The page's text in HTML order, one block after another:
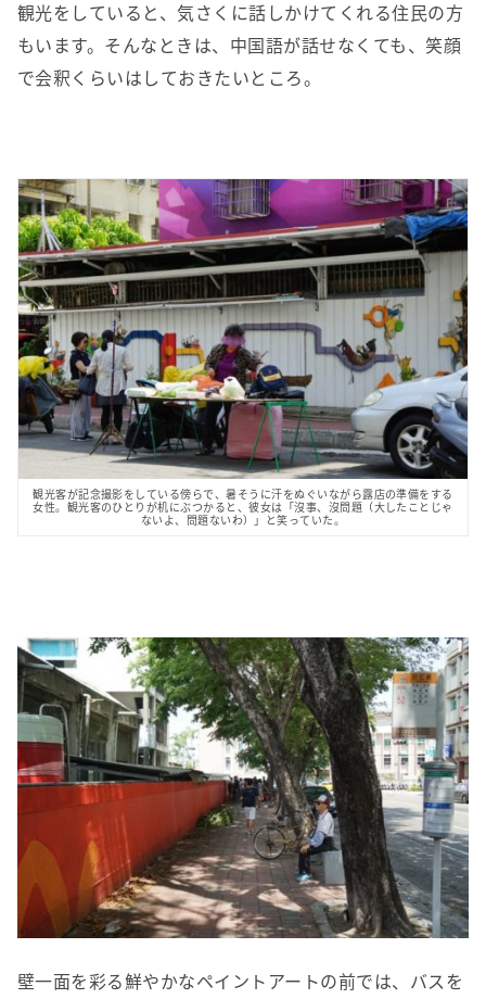
観光をしていると、気さくに話しかけてくれる住民の方
もいます。そんなときは、中国語が話せなくても、笑顔
で会釈くらいはしておきたいところ。
観光客が記念撮影をしている傍らで、暑そうに汗をぬぐいながら露店の準備をする
女性。観光客のひとりが机にぶつかると、彼女は「沒事、沒問題（大したことじゃ
ないよ、問題ないわ）」と笑っていた。
壁一面を彩る鮮やかなペイントアートの前では、バスを